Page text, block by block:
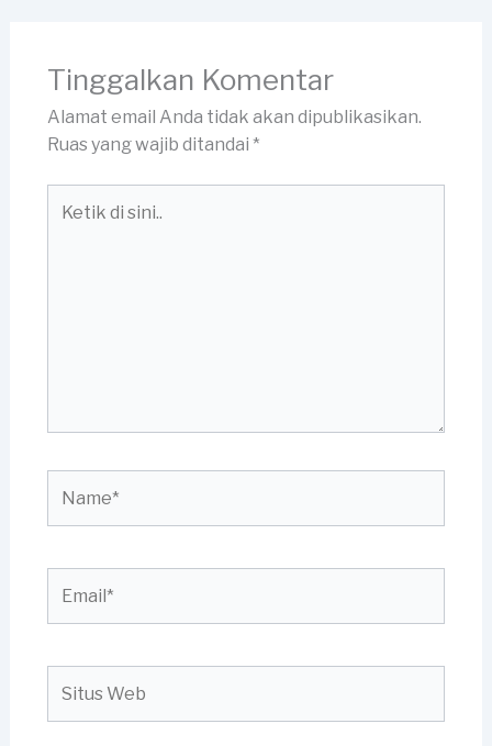
Tinggalkan Komentar
Alamat email Anda tidak akan dipublikasikan.
Ruas yang wajib ditandai *
Web